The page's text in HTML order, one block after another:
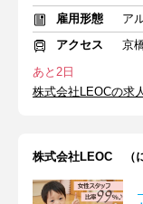
雇用形態
ア
アクセス
京
あと2日
株式会社LEOCの求
株式会社LEOC （